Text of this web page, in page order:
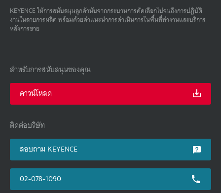
KEYENCE ให้การสนับสนุนลูกค้านับจากกระบวนการคัดเลือกไปจนถึงการปฏิบัติ
งานในสายการผลิต พร้อมด้วยคําแนะนําการดําเนินการในพื้นที่ทํางานและบริการ
หลังการขาย
สำหรับการสนับสนุนของคุณ
ดาวน์โหลด
ติดต่อบริษัท
สอบถาม KEYENCE
02-078-1090